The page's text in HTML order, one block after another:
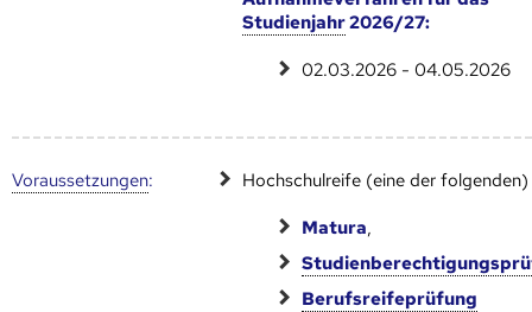
Studienjahr2026/27:
02.03.2026 - 04.05.2026
Voraus­setzungen: Hochschulreife (eine der folgenden)
Matura,
Berufsreifeprüfung